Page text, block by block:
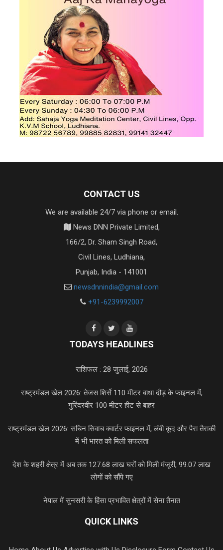
CONTACT US
We are available 24/7 via phone or email.
News DNN Private Limited,
166/2, Dr. Sham Singh Road,
Civil Lines, Ludhiana,
Punjab, India - 141001
newsdnnindia@gmail.com
+91-6239992007
TODAYS HEADLINES
राशिफल : 28 जुलाई, 2026
राष्ट्रमंडल खेल 2026: तेजस शिर्से 110 मीटर बाधा दौड़ के फाइनल में,
गुरिंदरवीर 100 मीटर हीट से बाहर
राष्ट्रमंडल खेल 2026: सचिन सिवाच क्वार्टर फाइनल में, लंबी कूद और पैरा तैराकी
में भी भारत को मिली सफलता
देश के शहरी क्षेत्र में अब तक 127.68 लाख घरों को मिली मंजूरी, 99.07 लाख
लोगों को सौंपे गए
नेपाल में सुनसरी के हिंसा प्रभावित क्षेत्रों में सेना तैनात
QUICK LINKS